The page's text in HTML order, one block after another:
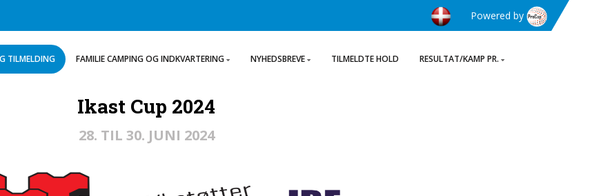
Powered by
TILMELDING FAMILIE CAMPING OG INDKVARTERING NYHEDSBREVE TILMELDTE HOLD RESULTAT/KAMP PR.
Ikast Cup 2024
28. TIL 30. JUNI 2024